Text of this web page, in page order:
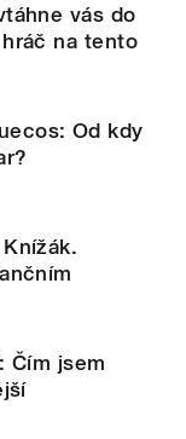
vás do
na tento
Od kdy
Čím jsem